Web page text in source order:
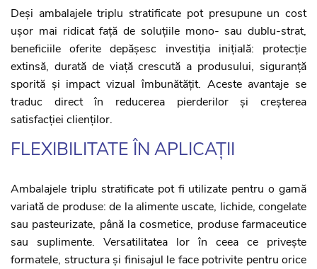
Deși ambalajele triplu stratificate pot presupune un cost
ușor mai ridicat față de soluțiile mono- sau dublu-strat,
beneficiile oferite depășesc investiția inițială: protecție
extinsă, durată de viață crescută a produsului, siguranță
sporită și impact vizual îmbunătățit. Aceste avantaje se
traduc direct în reducerea pierderilor și creșterea
satisfacției clienților.
FLEXIBILITATE ÎN APLICAȚII
Ambalajele triplu stratificate pot fi utilizate pentru o gamă
variată de produse: de la alimente uscate, lichide, congelate
sau pasteurizate, până la cosmetice, produse farmaceutice
sau suplimente. Versatilitatea lor în ceea ce privește
formatele, structura și finisajul le face potrivite pentru orice